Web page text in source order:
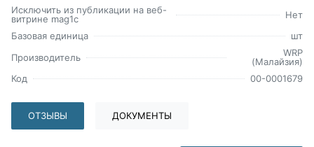
Исключить из публикации на веб-
витрине mag1c
Нет
Базовая единица
шт
Производитель
WRP
(Малайзия)
Код
00-0001679
ОТЗЫВЫ ДОКУМЕНТЫ